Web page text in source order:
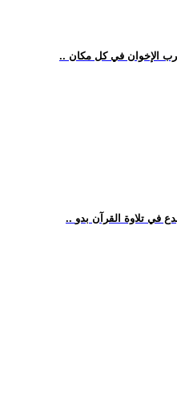
الإخوان في كل مكان
في تلاوة القرآن بدو